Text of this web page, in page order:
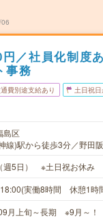
／社員化制度
事務
費別途支給あり 土日祝
島区
線)駅から徒歩3分／野田
週5日） ※土日祝お休み
実働8時間 休憩1時
月上旬～長期 ※9月～！